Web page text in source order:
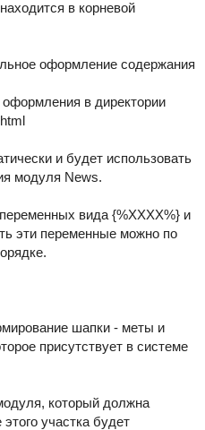
в корневой
оформление содержания
в директории
и будет использовать
модуля News.
вида {%XXXX%} и
эти переменные можно по
шапки - меты и
присутствует в системе
который должна
участка будет